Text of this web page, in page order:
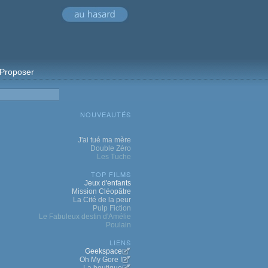
Proposer
NOUVEAUTÉS
J'ai tué ma mère
Double Zéro
Les Tuche
TOP FILMS
Jeux d'enfants
Mission Cléopâtre
La Cité de la peur
Pulp Fiction
Le Fabuleux destin d'Amélie
Poulain
LIENS
Geekspace
Oh My Gore !